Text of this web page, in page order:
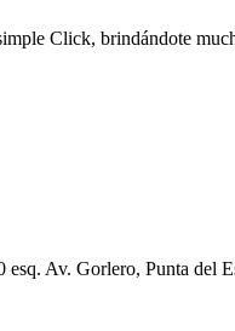
Click, brindándote
Av. Gorlero, Punta del